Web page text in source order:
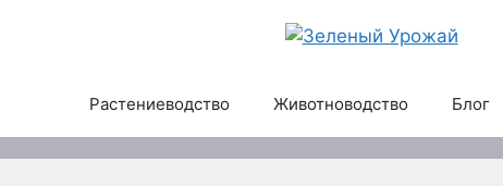
Растениеводство Животноводство Блог